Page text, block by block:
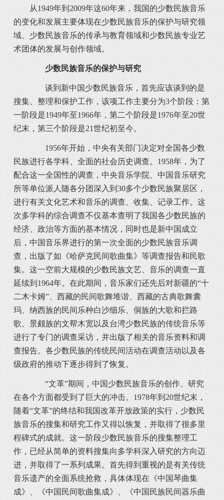
从1949年到2009年这60年来，我国的少数民族音乐
的变化和发展主要体现在少数民族音乐的保护与研究领
域、少数民族音乐的传承与教育领域和少数民族专业艺
术团体的发展与创作领域。
少数民族音乐的保护与研究
谈到新中国少数民族音乐，首先应该谈到的是
搜集、整理和保护工作，该项工作主要分为3个阶段：第
一阶段是1949年至1966年，第二个阶段是1976年至20世
纪末，第三个阶段是21世纪初至今。
1956年开始，中央有关部门决定对全国各少数
民族进行各学科、全面的社会历史调查。1958年，为了
配合这一全国性的调查，中央音乐学院、中国音乐研究
所等单位派人随各分团深入到30多个少数民族聚居区，
进行有关文化艺术和音乐的调查、收集、记录工作。这
次多学科的综合调查不仅基本查明了我国各少数民族的
经济、政治等方面的基本情况，同时也是新中国成立
后，中国音乐界进行的第一次全面的少数民族音乐调
查，出版了如《哈萨克民间歌曲集》等调查报告和民歌
集。这一空前大规模的少数民族文艺、音乐的调查一直
延续到1964年。在此期间，音乐家们还先后对新疆的“十
二木卡姆”、西藏的民间歌舞堆谐、西藏的古典歌舞囊
玛、纳西族的民间乐种白沙细乐、侗族的大歌和拦路
歌、景颇族的文帮木宽以及台湾少数民族的传统音乐等
进行了专门的调查采访，并出版了相关的音乐资料和调
查报告。各少数民族的传统民间活动在调查活动以及各
级政府的推动下逐步得到了恢复。
“文革”期间，中国少数民族音乐的创作、研究
在各个方面都受到了巨大的冲击。1978年到20世纪末，
随着“文革”的终结和我国改革开放政策的实行，少数民
族音乐的搜集和研究工作又得以恢复，并取得了很多里
程碑式的成就。这一阶段少数民族音乐的搜集整理工
作，已经从简单的资料搜集向多学科深入研究的方向迈
进，并取得了一系列成果。首先得到重视的是有关传统
音乐遗产的全面系统抢救，具体体现在《中国琴曲集
成》、《中国民间歌曲集成》、《中国民族民间器乐曲